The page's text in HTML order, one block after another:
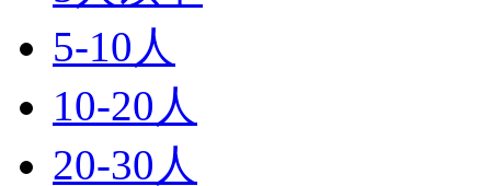
5-10人
10-20人
20-30人